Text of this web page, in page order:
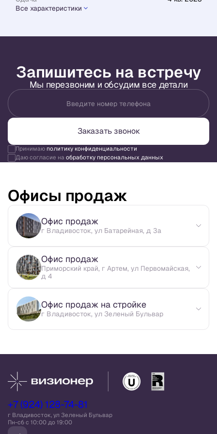
Все характеристики
Запишитесь на встречу
Мы перезвоним и обсудим все детали
Введите номер телефона
Заказать звонок
Принимаю политику конфиденциальности
Даю согласие наобработку персональных данных
Офисы продаж
Офис продаж
г Владивосток, ул Батарейная, д 3а
Офис продаж
Приморский край, г Артем, ул Первомайская,
д 4
Офис продаж на стройке
г Владивосток, ул Зеленый Бульвар
+7 (924) 128-74-81
г Владивосток, ул Зеленый Бульвар
Пн-сб c 10:00 до 19:00